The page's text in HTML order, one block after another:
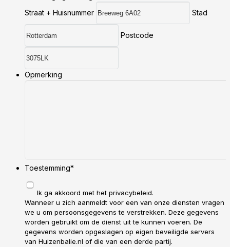
Straat + Huisnummer
Stad
Postcode
Opmerking
Toestemming*
Ik ga akkoord met het privacybeleid.
Wanneer u zich aanmeldt voor een van onze diensten vragen
we u om persoonsgegevens te verstrekken. Deze gegevens
worden gebruikt om de dienst uit te kunnen voeren. De
gegevens worden opgeslagen op eigen beveiligde servers
van Huizenbalie.nl of die van een derde partij.